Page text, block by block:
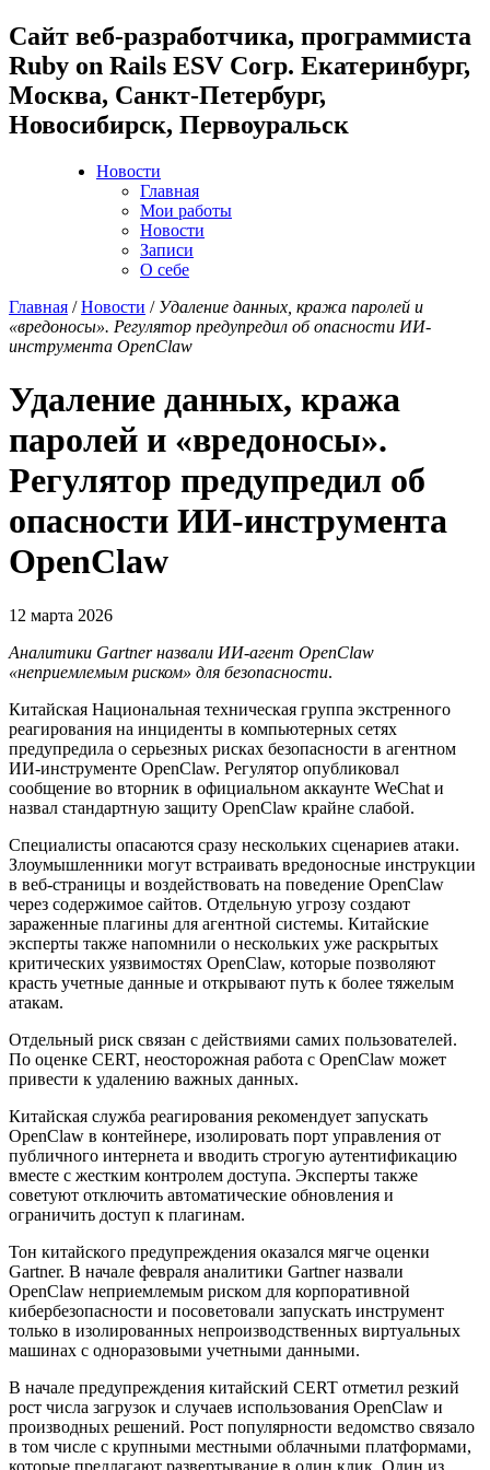
Cайт веб-разработчика, программиста
Ruby on Rails ESV Corp. Екатеринбург,
Москва, Санкт-Петербург,
Новосибирск, Первоуральск
Новости
Главная
Мои работы
Новости
Записи
О себе
Главная /Новости / Удаление данных, кража паролей и
«вредоносы». Регулятор предупредил об опасности ИИ-
инструмента OpenClaw
Удаление данных, кража
паролей и «вредоносы».
Регулятор предупредил об
опасности ИИ-инструмента
OpenClaw
12 марта 2026
Аналитики Gartner назвали ИИ-агент OpenClaw
«неприемлемым риском» для безопасности.
Китайская Национальная техническая группа экстренного
реагирования на инциденты в компьютерных сетях
предупредила о серьезных рисках безопасности в агентном
ИИ-инструменте OpenClaw. Регулятор опубликовал
сообщение во вторник в официальном аккаунте WeChat и
назвал стандартную защиту OpenClaw крайне слабой.
Специалисты опасаются сразу нескольких сценариев атаки.
Злоумышленники могут встраивать вредоносные инструкции
в веб-страницы и воздействовать на поведение OpenClaw
через содержимое сайтов. Отдельную угрозу создают
зараженные плагины для агентной системы. Китайские
эксперты также напомнили о нескольких уже раскрытых
критических уязвимостях OpenClaw, которые позволяют
красть учетные данные и открывают путь к более тяжелым
атакам.
Отдельный риск связан с действиями самих пользователей.
По оценке CERT, неосторожная работа с OpenClaw может
привести к удалению важных данных.
Китайская служба реагирования рекомендует запускать
OpenClaw в контейнере, изолировать порт управления от
публичного интернета и вводить строгую аутентификацию
вместе с жестким контролем доступа. Эксперты также
советуют отключить автоматические обновления и
ограничить доступ к плагинам.
Тон китайского предупреждения оказался мягче оценки
Gartner. В начале февраля аналитики Gartner назвали
OpenClaw неприемлемым риском для корпоративной
кибербезопасности и посоветовали запускать инструмент
только в изолированных непроизводственных виртуальных
машинах с одноразовыми учетными данными.
В начале предупреждения китайский CERT отметил резкий
рост числа загрузок и случаев использования OpenClaw и
производных решений. Рост популярности ведомство связало
в том числе с крупными местными облачными платформами,
которые предлагают развертывание в один клик. Один из